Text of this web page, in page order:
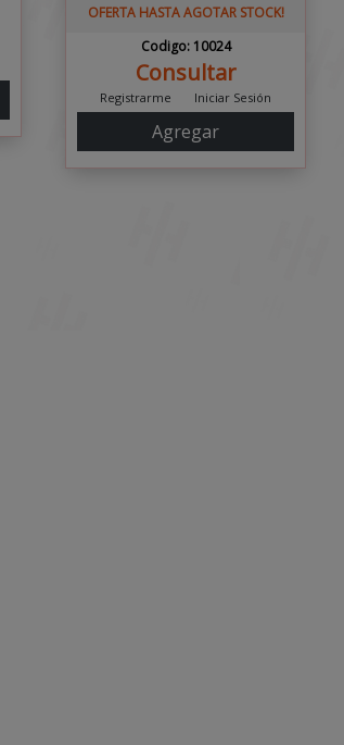
OFERTA HASTA AGOTAR STOCK!
Codigo: 10024
Consultar
Registrarme Iniciar Sesión
Agregar